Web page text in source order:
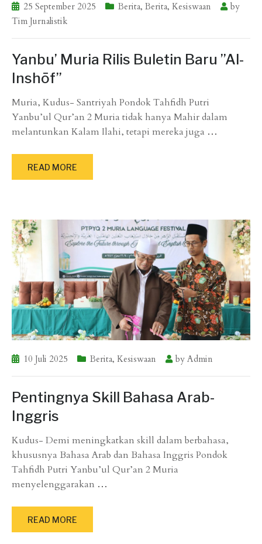
25 September 2025 Berita, Berita, Kesiswaan
by
Tim Jurnalistik
Yanbu’ Muria Rilis Buletin Baru ”Al-
Inshōf”
Muria, Kudus- Santriyah Pondok Tahfidh Putri
Yanbu’ul Qur’an 2 Muria tidak hanya Mahir dalam
melantunkan Kalam Ilahi, tetapi mereka juga …
READ MORE
10 Juli 2025 Berita, Kesiswaan by Admin
Pentingnya Skill Bahasa Arab-
Inggris
Kudus- Demi meningkatkan skill dalam berbahasa,
khususnya Bahasa Arab dan Bahasa Inggris Pondok
Tahfidh Putri Yanbu’ul Qur’an 2 Muria
menyelenggarakan …
READ MORE